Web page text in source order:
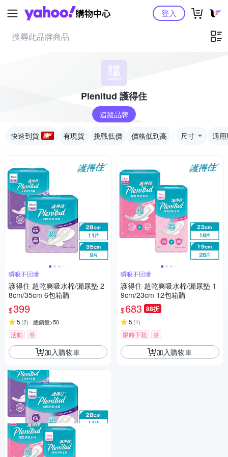
Yahoo購物中心登入
Plenitud 護得住
追蹤品牌
快速到貨 有現貨 挑戰低價 價格低到高 尺寸 適
瞬吸不回滲
護得住 超乾爽吸水棉/漏尿墊 2
8cm/35cm 6包箱購
$399
5 (2) 總銷量>50
活動 券
加入購物車
瞬吸不回滲
護得住 超乾爽吸水棉/漏尿墊 1
9cm/23cm 12包箱購
$683 88折
5 (1)
限時下殺 券
加入購物車